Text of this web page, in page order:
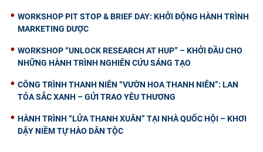
WORKSHOP PIT STOP & BRIEF DAY: KHỞI ĐỘNG HÀNH TRÌNH
MARKETING DƯỢC
WORKSHOP “UNLOCK RESEARCH AT HUP” – KHỞI ĐẦU CHO
NHỮNG HÀNH TRÌNH NGHIÊN CỨU SÁNG TẠO
CÔNG TRÌNH THANH NIÊN “VƯỜN HOA THANH NIÊN”: LAN
TỎA SẮC XANH – GỬI TRAO YÊU THƯƠNG
HÀNH TRÌNH “LỬA THANH XUÂN” TẠI NHÀ QUỐC HỘI – KHƠI
DẬY NIỀM TỰ HÀO DÂN TỘC